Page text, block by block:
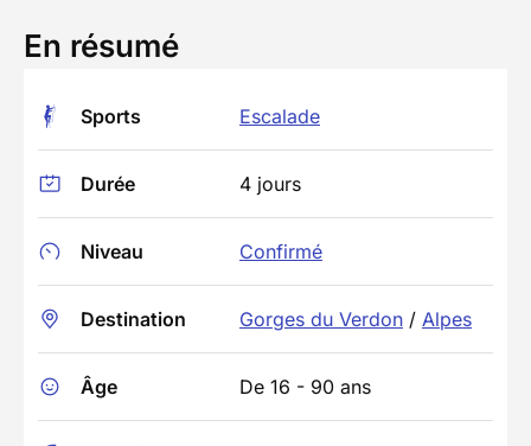
En résumé
Sports Escalade
Durée 4 jours
Niveau Confirmé
Destination Gorges du Verdon / Alpes
Âge De 16 - 90 ans